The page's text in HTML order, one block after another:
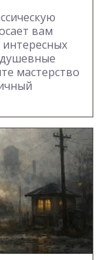
вам
мастерство